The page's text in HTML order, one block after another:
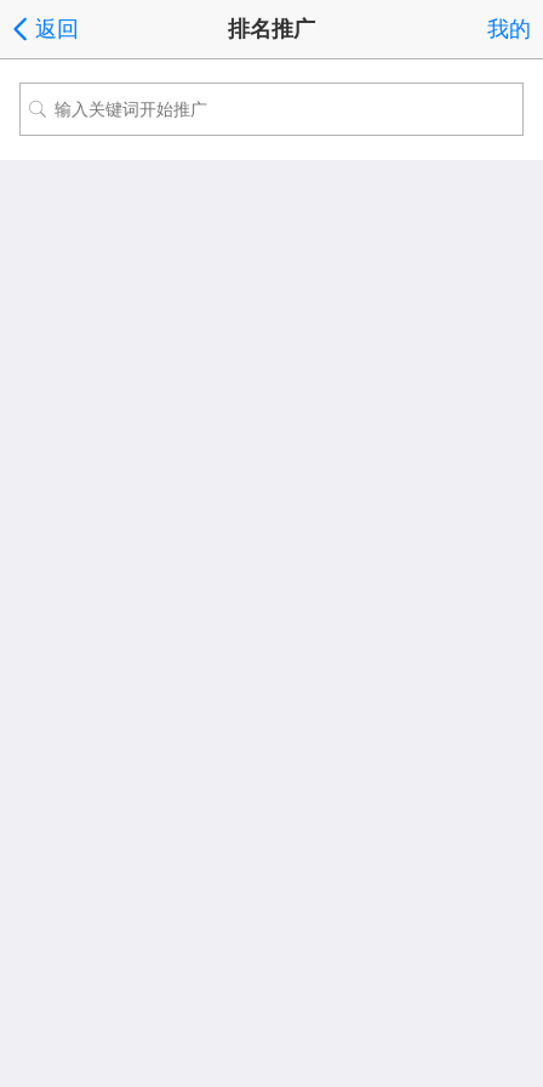
返回 排名推广 我的